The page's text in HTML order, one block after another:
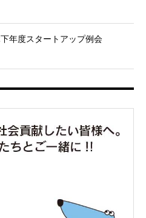
年度スタートアップ例会